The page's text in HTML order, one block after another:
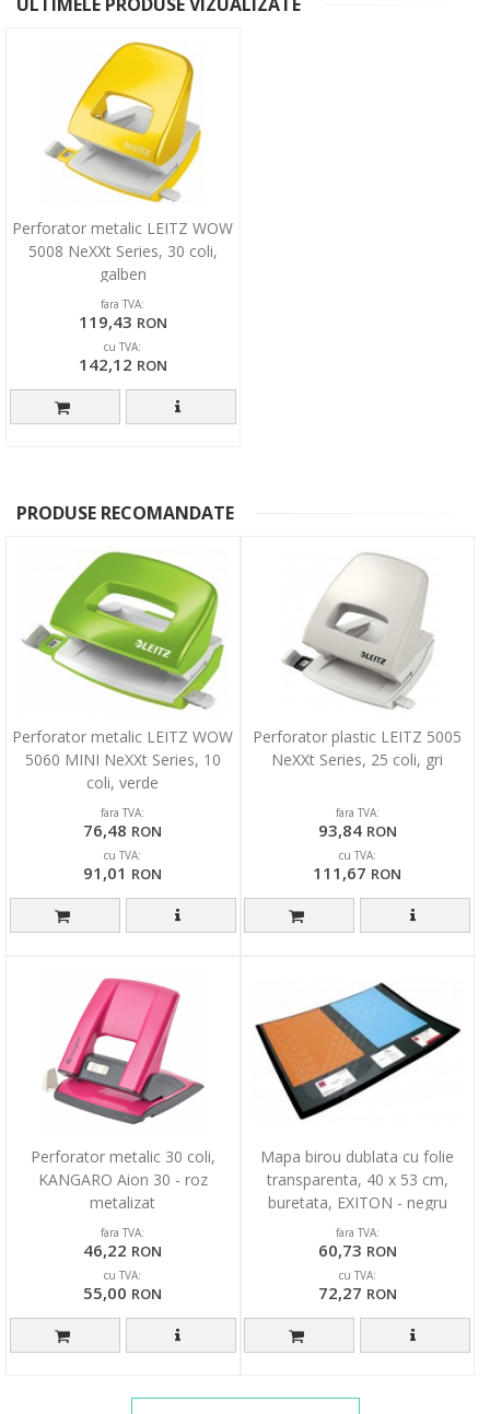
Perforator metalic LEITZ WOW
5008 NeXXt Series, 30 coli,
galben
fara TVA:
119,43 RON
cu TVA:
142,12 RON
PRODUSE RECOMANDATE
Perforator metalic LEITZ WOW
5060 MINI NeXXt Series, 10
coli, verde
fara TVA:
76,48 RON
cu TVA:
91,01 RON
Perforator plastic LEITZ 5005
NeXXt Series, 25 coli, gri
fara TVA:
93,84 RON
cu TVA:
111,67 RON
Perforator metalic 30 coli,
KANGARO Aion 30 - roz
metalizat
fara TVA:
46,22 RON
cu TVA:
55,00 RON
Mapa birou dublata cu folie
transparenta, 40 x 53 cm,
buretata, EXITON - negru
fara TVA:
60,73 RON
cu TVA:
72,27 RON